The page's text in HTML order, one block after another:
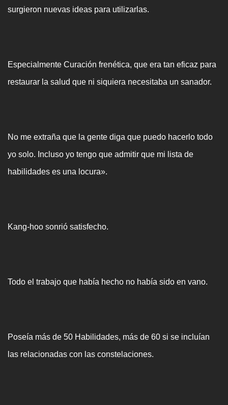
surgieron nuevas ideas para utilizarlas.
Especialmente Curación frenética, que era tan eficaz para
restaurar la salud que ni siquiera necesitaba un sanador.
No me extraña que la gente diga que puedo hacerlo todo
yo solo. Incluso yo tengo que admitir que mi lista de
habilidades es una locura».
Kang-hoo sonrió satisfecho.
Todo el trabajo que había hecho no había sido en vano.
Poseía más de 50 Habilidades, más de 60 si se incluían
las relacionadas con las constelaciones.